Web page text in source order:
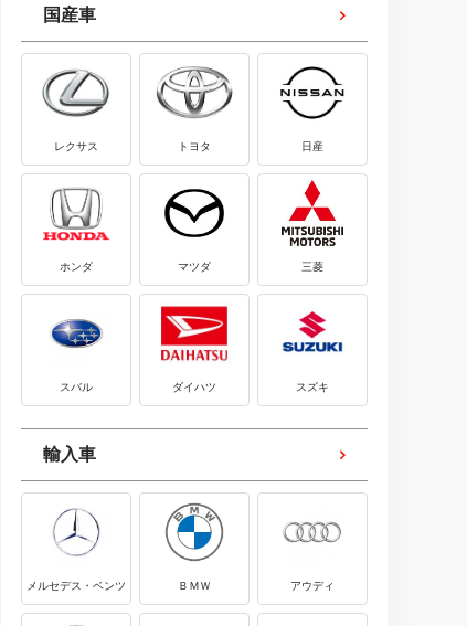
国産車
レクサス トヨタ 日産
ホンダ マツダ 三菱
スバル ダイハツ スズキ
輸入車
メルセデス・ベンツ ＢＭＷ アウディ